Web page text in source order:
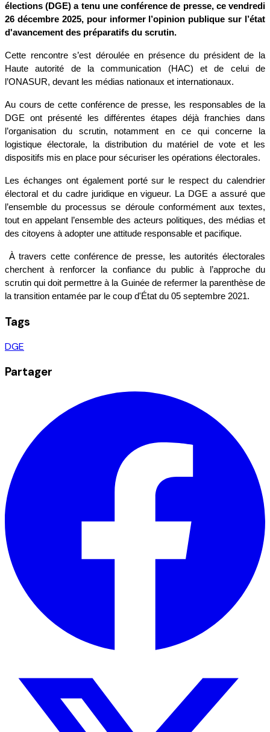
élections (DGE) a tenu une conférence de presse, ce vendredi
26 décembre 2025, pour informer l’opinion publique sur l’état
d'avancement des préparatifs du scrutin.
Cette rencontre s’est déroulée en présence du président de la
Haute autorité de la communication (HAC) et de celui de
l’ONASUR, devant les médias nationaux et internationaux.
Au cours de cette conférence de presse, les responsables de la
DGE ont présenté les différentes étapes déjà franchies dans
l’organisation du scrutin, notamment en ce qui concerne la
logistique électorale, la distribution du matériel de vote et les
dispositifs mis en place pour sécuriser les opérations électorales.
Les échanges ont également porté sur le respect du calendrier
électoral et du cadre juridique en vigueur. La DGE a assuré que
l’ensemble du processus se déroule conformément aux textes,
tout en appelant l’ensemble des acteurs politiques, des médias et
des citoyens à adopter une attitude responsable et pacifique.
À travers cette conférence de presse, les autorités électorales
cherchent à renforcer la confiance du public à l’approche du
scrutin qui doit permettre à la Guinée de refermer la parenthèse de
la transition entamée par le coup d'État du 05 septembre 2021.
Tags
DGE
Partager